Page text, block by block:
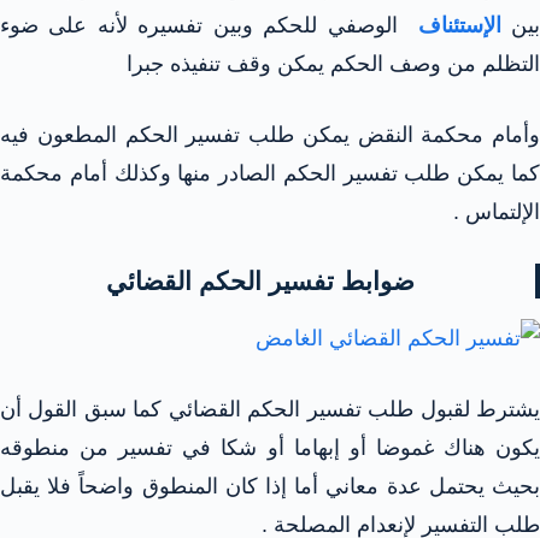
بين
الإستئناف
الوصفي للحكم وبين تفسيره لأنه على ضوء
التظلم من وصف الحكم يمكن وقف تنفيذه جبرا
وأمام محكمة النقض يمكن طلب تفسير الحكم المطعون فيه
كما يمكن طلب تفسير الحكم الصادر منها وكذلك أمام محكمة
الإلتماس .
ضوابط تفسير الحكم القضائي
يشترط لقبول طلب تفسير الحكم القضائي كما سبق القول أن
يكون هناك غموضا أو إبهاما أو شكا في تفسير من منطوقه
بحيث يحتمل عدة معاني أما إذا كان المنطوق واضحاً فلا يقبل
طلب التفسير لإنعدام المصلحة .